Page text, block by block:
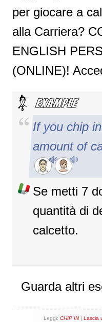
per giocare a
alla Carriera?
ENGLISH
(ONLINE)!
If you chip
amount of
Se metti 7
quantità di
calcetto.
Guarda altri
Leggi: CHIP IN| Lascia